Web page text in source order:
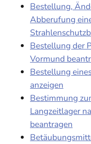
Bestellung,
Abberufung
Bestellung der
Vormund
Bestellung
anzeigen
Bestimmung
Langzeitlager
beantragen